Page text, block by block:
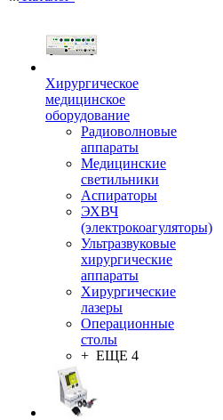
Хирургическое
медицинское
оборудование
Радиоволновые
аппараты
Медицинские
светильники
Аспираторы
ЭХВЧ
(электрокоагуляторы)
Ультразвуковые
хирургические
аппараты
Хирургические
лазеры
Операционные
столы
+ ЕЩЕ 4